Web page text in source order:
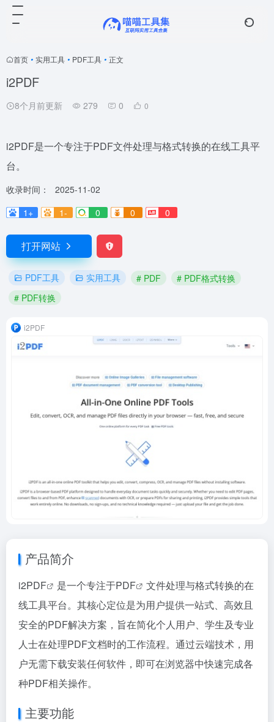
首页 • 实用工具 • PDF工具 • 正文
i2PDF
8个月前更新 279 0 0
i2PDF是一个专注于PDF文件处理与格式转换的在线工具平
台。
收录时间：
2025-11-02
1+
1- 0 0 0
打开网站
PDF工具 实用工具 # PDF
# PDF格式转换
# PDF转换
i2PDF
产品简介
i2PDF 是一个专注于PDF
文件处理与格式转换的在
线工具平台。其核心定位是为用户提供一站式、高效且
安全的PDF解决方案，旨在简化个人用户、学生及专业
人士在处理PDF文档时的工作流程。通过云端技术，用
户无需下载安装任何软件，即可在浏览器中快速完成各
种PDF相关操作。
主要功能